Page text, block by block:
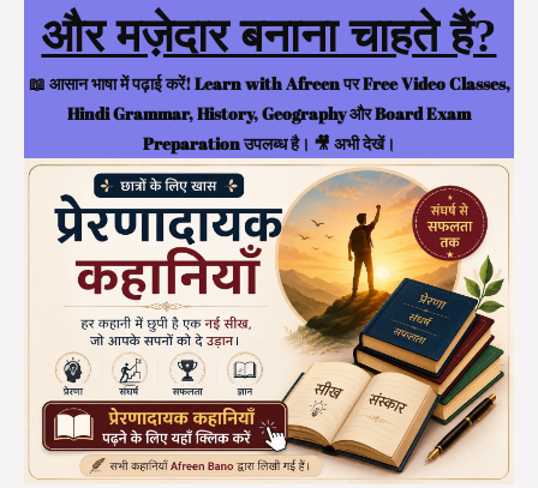
और मज़ेदार बनाना चाहते हैं?
📖 आसान भाषा में पढ़ाई करें! Learn with Afreen पर Free Video Classes,
Hindi Grammar, History, Geography और Board Exam
Preparation उपलब्ध है। 🎥 अभी देखें।